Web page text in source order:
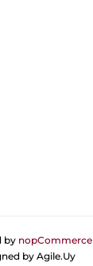
by nopCommerce
by Agile.Uy